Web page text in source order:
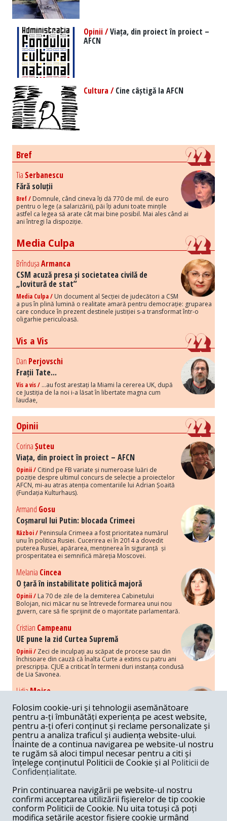
Opinii /Viața, din proiect în proiect –
AFCN
Cultura /Cine câștigă la AFCN
Bref
Tia Serbanescu
Fără soluții
Bref / Domnule, când cineva îți dă 770 de mil. de euro
pentru o lege (a salarizării), păi îți aduni toate mințile
astfel ca legea să arate cât mai bine posibil. Mai ales când ai
ani întregi la dispoziție.
Media Culpa
BrîndușaArmanca
CSM acuză presa și societatea civilă de
„lovitură de stat”
Media Culpa / Un document al Secției de judecători a CSM
a pus în plină lumină o realitate amară pentru democrație: gruparea
care conduce în prezent destinele justiției s-a transformat într-o
oligarhie periculoasă.
Vis a Vis
Dan Perjovschi
Frații Tate...
Vis a vis / ...au fost arestați la Miami la cererea UK, după
ce Justiția de la noi i-a lăsat în libertate magna cum
laudae,
Opinii
CorinaȘuteu
Viața, din proiect în proiect – AFCN
Opinii / Citind pe FB variate și numeroase luări de
poziție despre ultimul concurs de selecție a proiectelor
AFCN, mi-au atras atenția comentariile lui Adrian Șoaită
(Fundația Kulturhaus).
Armand Gosu
Coșmarul lui Putin: blocada Crimeei
Război / Peninsula Crimeea a fost prioritatea numărul
unu în politica Rusiei. Cucerirea ei în 2014 a dovedit
puterea Rusiei, apărarea, menținerea în siguranță și
prosperitatea ei semnifică măreția Moscovei.
Melania Cincea
O țară în instabilitate politică majoră
Opinii / La 70 de zile de la demiterea Cabinetului
Bolojan, nici măcar nu se întrevede formarea unui nou
guvern, care să fie sprijinit de o majoritate parlamentară.
Cristian Campeanu
UE pune la zid Curtea Supremă
Opinii / Zeci de inculpați au scăpat de procese sau din
închisoare din cauză că Înalta Curte a extins cu patru ani
prescripția. CJUE a criticat în termeni duri instanța condusă
de Lia Savonea.
LidiaMoise
Costurile economice ale haosului politic
Opinii / Economia nu poate rezista cu retorica falsă a
susținerii intereselor poporului, care, de fapt, ascunde
obsesia menținerii privilegiilor și a averilor unor caste.
Melania Cincea
Noi puseuri de xenofobie din partea românilor
„neaoși”
Periodic, în spațiul public sunt voci care lansează
mesaje xenofobe la adresa câte unui politician care deranjează un
anumit grup politico-mediatic, într-un anumit moment.
ArmandGosu
Folosim cookie-uri și tehnologii asemănătoare
pentru a-ți îmbunătăți experiența pe acest website,
pentru a-ți oferi conținut și reclame personalizate și
pentru a analiza traficul și audiența website-ului.
Înainte de a continua navigarea pe website-ul nostru
te rugăm să aloci timpul necesar pentru a citi și
înțelege conținutul Politicii de Cookie și al Politicii de
Confidențialitate.
Prin continuarea navigării pe website-ul nostru
confirmi acceptarea utilizării fișierelor de tip cookie
conform Politicii de Cookie. Nu uita totuși că poți
modifica setările acestor fișiere cookie urmând